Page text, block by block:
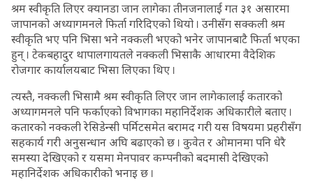
श्रम स्वीकृति लिएर क्यानडा जान लागेका तीनजनालाई गत ३१ असारमा
जापानको अध्यागमनले फिर्ता गरिदिएको थियो । उनीसँग सक्कली श्रम
स्वीकृति भए पनि भिसा भने नक्कली भएको भनेर जापानबाटै फिर्ता भएका
हुन् । टेकबहादुर थापालगायतले नक्कली भिसाकै आधारमा वैदेशिक
रोजगार कार्यालयबाट भिसा लिएका थिए ।
त्यस्तै, नक्कली भिसामै श्रम स्वीकृति लिएर जान लागेकालाई कतारको
अध्यागमनले पनि फर्काएको विभागका महानिर्देशक अधिकारीले बताए ।
कतारको नक्कली रेसिडेन्सी पर्मिटसमेत बरामद गरी यस विषयमा प्रहरीसँग
सहकार्य गरी अनुसन्धान अघि बढाएको छ । कुवेत र ओमानमा पनि धेरै
समस्या देखिएको र यसमा मेनपावर कम्पनीको बदमासी देखिएको
महानिर्देशक अधिकारीको भनाइ छ ।